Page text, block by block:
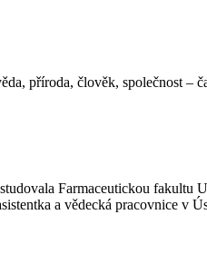
příroda, člověk, společnost –
Farmaceutickou
a vědecká pracovnice